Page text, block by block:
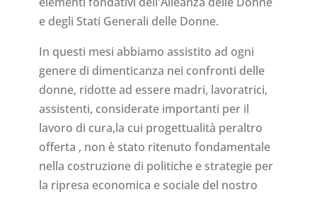
e degli Stati Generali delle Donne.
In questi mesi abbiamo assistito ad ogni
genere di dimenticanza nei confronti delle
donne, ridotte ad essere madri, lavoratrici,
assistenti, considerate importanti per il
lavoro di cura,la cui progettualità peraltro
offerta , non è stato ritenuto fondamentale
nella costruzione di politiche e strategie per
la ripresa economica e sociale del nostro